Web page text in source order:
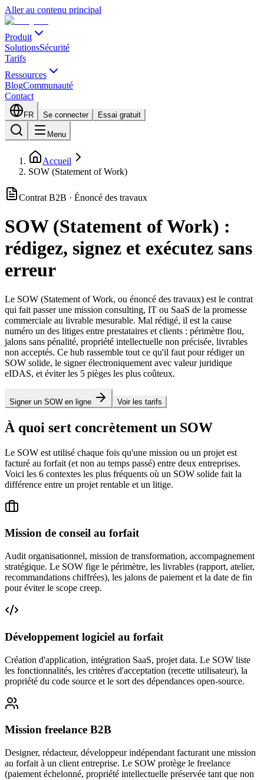
Aller au contenu principal
Produit
SolutionsSécurité
Tarifs
Ressources
BlogCommunauté
Contact
FR Se connecter Essai gratuit
Menu
Accueil
SOW (Statement of Work)
Contrat B2B · Énoncé des travaux
SOW (Statement of Work) :
rédigez, signez et exécutez sans
erreur
Le SOW (Statement of Work, ou énoncé des travaux) est le contrat
qui fait passer une mission consulting, IT ou SaaS de la promesse
commerciale au livrable mesurable. Mal rédigé, il est la cause
numéro un des litiges entre prestataires et clients : périmètre flou,
jalons sans pénalité, propriété intellectuelle non précisée, livrables
non acceptés. Ce hub rassemble tout ce qu'il faut pour rédiger un
SOW solide, le signer électroniquement avec valeur juridique
eIDAS, et éviter les 5 pièges les plus coûteux.
Signer un SOW en ligne Voir les tarifs
À quoi sert concrètement un SOW
Le SOW est utilisé chaque fois qu'une mission ou un projet est
facturé au forfait (et non au temps passé) entre deux entreprises.
Voici les 6 contextes les plus fréquents où un SOW solide fait la
différence entre un projet rentable et un litige.
Mission de conseil au forfait
Audit organisationnel, mission de transformation, accompagnement
stratégique. Le SOW fige le périmètre, les livrables (rapport, atelier,
recommandations chiffrées), les jalons de paiement et la date de fin
pour éviter le scope creep.
Développement logiciel au forfait
Création d'application, intégration SaaS, projet data. Le SOW liste
les fonctionnalités, les critères d'acceptation (recette utilisateur), la
propriété du code source et le sort des dépendances open-source.
Mission freelance B2B
Designer, rédacteur, développeur indépendant facturant une mission
au forfait à un client entreprise. Le SOW protège le freelance
(paiement échelonné, propriété intellectuelle préservée tant que non